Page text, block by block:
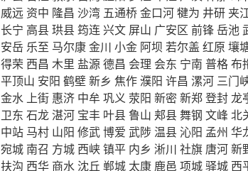
威远 资中 隆昌 沙湾 五通桥金口河犍为 井研 夹
长宁 高县珙县筠连兴文 屏山 广安区 前锋岳池
安岳 乐至 马尔康金川 小金 阿坝 若尔盖 红原 壤
得荣 西昌 木里 盐源德昌 会理 会东 宁南 普格布
平顶山 安阳 鹤壁新乡 焦作濮阳 许昌 漯河 三门
金水 上街 惠济 中牟巩义 荥阳 新密 新郑登封龙
卫东 石龙湛河 宝丰 叶县鲁山 郏县舞钢 文峰 北
中站 马村 山阳 修武博爱 武陟 温县沁阳 孟州 华
宛城 南召 方城 西峡镇平 内乡 淅川 社旗 唐河新
扶沟 西华 商水 沈丘 郸城 太康 鹿邑 项城驿城 西